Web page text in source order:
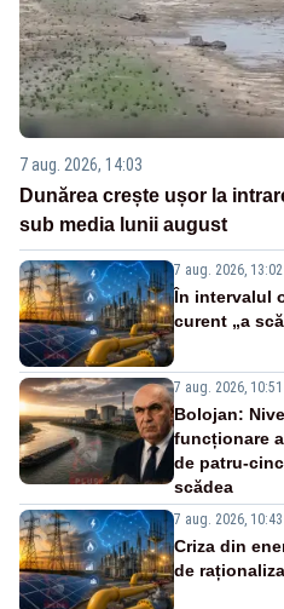
7 aug. 2026, 14:03
Dunărea crește ușor la
sub media lunii august
7 aug. 2026, 13:02
În intervalul
curent „a
7 aug. 2026, 10:51
Bolojan:
funcționare
de patru-
scădea
7 aug. 2026, 10:43
Criza din
de